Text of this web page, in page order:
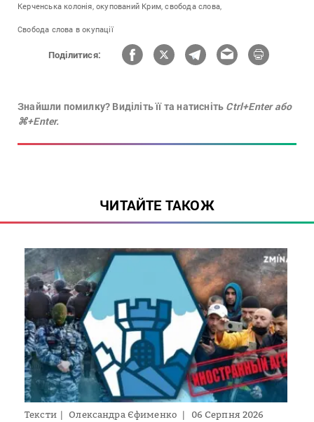
Керченська колонія, окупований Крим, свобода слова,
Свобода слова в окупації
Поділитися:
Знайшли помилку? Виділіть її та натисніть Ctrl+Enter або
⌘+Enter.
ЧИТАЙТЕ ТАКОЖ
Тексти Олександра Єфименко 06 Серпня 2026